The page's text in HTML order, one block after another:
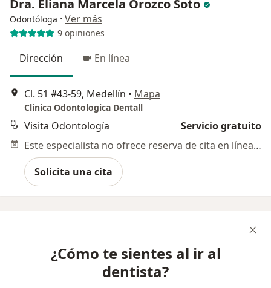
Dra. Eliana Marcela Orozco Soto
Odontóloga · Ver más
9 opiniones
Dirección En línea
Cl. 51 #43-59, Medellín • Mapa
Clinica Odontologica Dentall
Visita Odontología
Servicio gratuito
Este especialista no ofrece reserva de cita en línea en esta dirección.
Solicita una cita
¿Cómo te sientes al ir al
dentista?